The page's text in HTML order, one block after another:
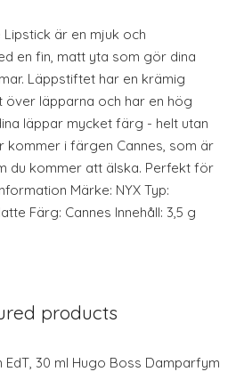
Lipstick är en mjuk och
en fin, matt yta som gör dina
Läppstiftet har en krämig
läpparna och har en hög
läppar mycket färg - helt utan
kommer i färgen Cannes, som är
du kommer att älska. Perfekt för
Märke: NYX Typ:
Färg: Cannes Innehåll: 3,5 g
products